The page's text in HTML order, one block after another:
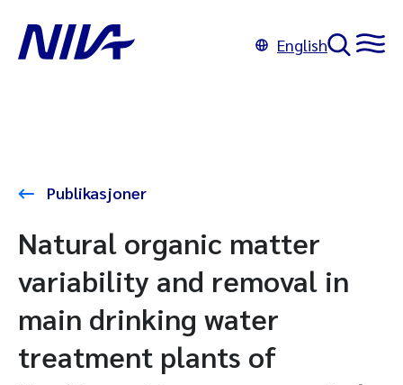
English
Publikasjoner
Natural organic matter
variability and removal in
main drinking water
treatment plants of